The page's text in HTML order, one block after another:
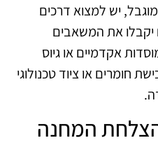
יש למצוא דרכים
יקבלו את המשאבים
אקדמיים או גיוס
חומרים או ציוד טכנולוגי
המחנה